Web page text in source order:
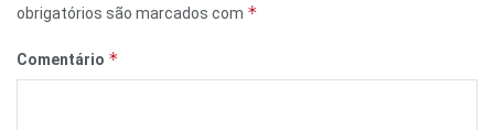
obrigatórios são marcados com *
Comentário *